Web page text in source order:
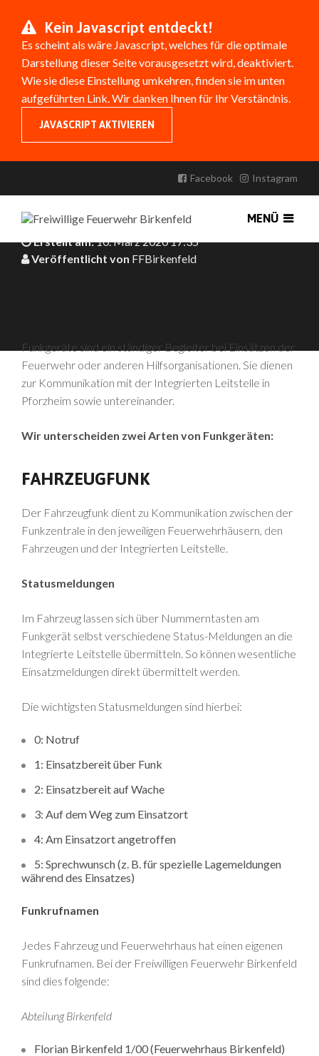
Kein Javascript entdeckt!
Es scheint als wäre Javascript, welches für die optimale
Darstellung dieser Seite vorausgesetzt wird, deaktiviert.
Wie sie diese Einstellung umkehren, finden sie im unten
aufgeführten Link. Wir danken Ihnen für Ihr Verständnis.
JAVASCRIPT AKTIVIEREN
Facebook Instagram
MENÜ
WAS IST DENN DAS …?
Funkgeräte – ein wichtiges Hilfsmittel für die Feuerwehr
Erstellt am:10. März 2020 17:35
Veröffentlicht von FFBirkenfeld
Funkgeräte sind ein ständiger Begleiter bei Einsätzen der
Feuerwehr oder anderen Hilfsorganisationen. Sie dienen
zur Kommunikation mit der Integrierten Leitstelle in
Pforzheim sowie untereinander.
Wir unterscheiden zwei Arten von Funkgeräten:
FAHRZEUGFUNK
Der Fahrzeugfunk dient zu Kommunikation zwischen der
Funkzentrale in den jeweiligen Feuerwehrhäusern, den
Fahrzeugen und der Integrierten Leitstelle.
Statusmeldungen
Im Fahrzeug lassen sich über Nummerntasten am
Funkgerät selbst verschiedene Status-Meldungen an die
Integrierte Leitstelle übermitteln. So können wesentliche
Einsatzmeldungen direkt übermittelt werden.
Die wichtigsten Statusmeldungen sind hierbei:
0: Notruf
1: Einsatzbereit über Funk
2: Einsatzbereit auf Wache
3: Auf dem Weg zum Einsatzort
4: Am Einsatzort angetroffen
5: Sprechwunsch (z. B. für spezielle Lagemeldungen
während des Einsatzes)
Funkrufnamen
Jedes Fahrzeug und Feuerwehrhaus hat einen eigenen
Funkrufnamen. Bei der Freiwilligen Feuerwehr Birkenfeld
sind dies folgende:
Abteilung Birkenfeld
Florian Birkenfeld 1/00 (Feuerwehrhaus Birkenfeld)